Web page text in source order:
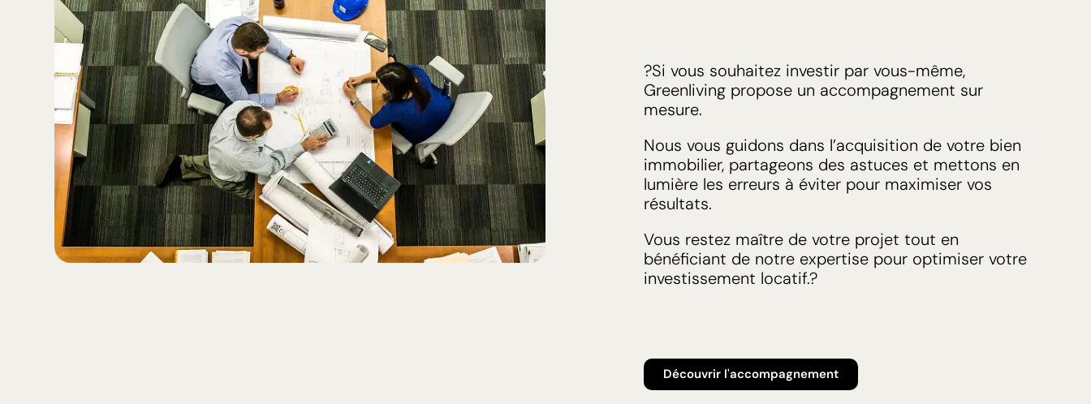
?Si vous souhaitez investir par vous-même,
Greenliving propose un accompagnement sur
mesure.
Nous vous guidons dans l’acquisition de votre bien
immobilier, partageons des astuces et mettons en
lumière les erreurs à éviter pour maximiser vos
résultats.
Vous restez maître de votre projet tout en
bénéficiant de notre expertise pour optimiser votre
investissement locatif.?
Découvrir l'accompagnement